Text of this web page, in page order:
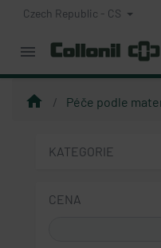
Czech Republic - CS
menu
home Péče podle
KATEGORIE
CENA